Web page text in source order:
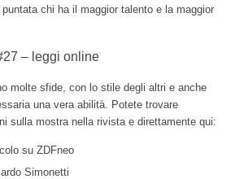
chi ha il maggior talento e la maggior
– leggi online
molte sfide, con lo stile degli altri e anche
una vera abilità. Potete trovare
sulla mostra nella rivista e direttamente qui:
su ZDFneo
Simonetti